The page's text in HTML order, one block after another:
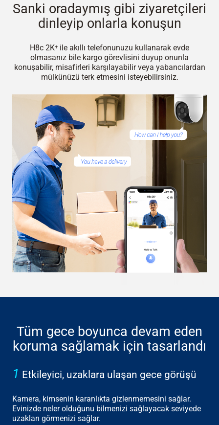
Sanki oradaymış gibi ziyaretçileri
dinleyip onlarla konuşun
H8c 2K⁺ ile akıllı telefonunuzu kullanarak evde
olmasanız bile kargo görevlisini duyup onunla
konuşabilir, misafirleri karşılayabilir veya yabancılardan
mülkünüzü terk etmesini isteyebilirsiniz.
Tüm gece boyunca devam eden
koruma sağlamak için tasarlandı
1 Etkileyici, uzaklara ulaşan gece görüşü
Kamera, kimsenin karanlıkta gizlenmemesini sağlar.
Evinizde neler olduğunu bilmenizi sağlayacak seviyede
uzakları görmenizi sağlar.